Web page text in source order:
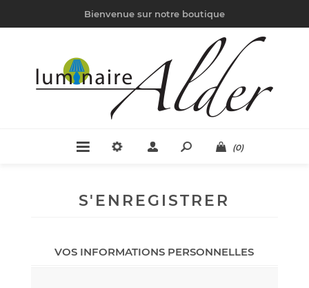
Bienvenue sur notre boutique
(0)
S'ENREGISTRER
VOS INFORMATIONS PERSONNELLES